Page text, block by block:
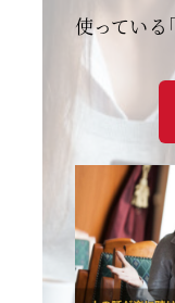
使っている